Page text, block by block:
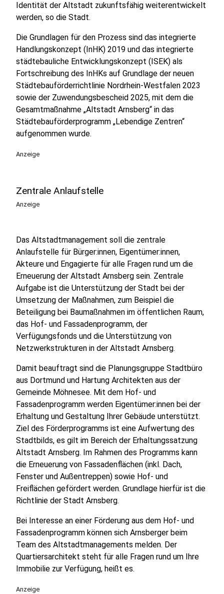
Identität der Altstadt zukunftsfähig weiterentwickelt
werden, so die Stadt.
Die Grundlagen für den Prozess sind das integrierte
Handlungskonzept (InHK) 2019 und das integrierte
städtebauliche Entwicklungskonzept (ISEK) als
Fortschreibung des InHKs auf Grundlage der neuen
Städtebauförderrichtlinie Nordrhein-Westfalen 2023
sowie der Zuwendungsbescheid 2025, mit dem die
Gesamtmaßnahme „Altstadt Arnsberg“ in das
Städtebauförderprogramm „Lebendige Zentren“
aufgenommen wurde.
Anzeige
Zentrale Anlaufstelle
Anzeige
Das Altstadtmanagement soll die zentrale
Anlaufstelle für Bürger:innen, Eigentümer:innen,
Akteure und Engagierte für alle Fragen rund um die
Erneuerung der Altstadt Arnsberg sein. Zentrale
Aufgabe ist die Unterstützung der Stadt bei der
Umsetzung der Maßnahmen, zum Beispiel die
Beteiligung bei Baumaßnahmen im öffentlichen Raum,
das Hof- und Fassadenprogramm, der
Verfügungsfonds und die Unterstützung von
Netzwerkstrukturen in der Altstadt Arnsberg.
Damit beauftragt sind die Planungsgruppe Stadtbüro
aus Dortmund und Hartung Architekten aus der
Gemeinde Möhnesee. Mit dem Hof- und
Fassadenprogramm werden Eigentümer:innen bei der
Erhaltung und Gestaltung Ihrer Gebäude unterstützt.
Ziel des Förderprogramms ist eine Aufwertung des
Stadtbilds, es gilt im Bereich der Erhaltungssatzung
Altstadt Arnsberg. Im Rahmen des Programms kann
die Erneuerung von Fassadenflächen (inkl. Dach,
Fenster und Außentreppen) sowie Hof- und
Freiflächen gefördert werden. Grundlage hierfür ist die
Richtlinie der Stadt Arnsberg.
Bei Interesse an einer Förderung aus dem Hof- und
Fassadenprogramm können sich Arnsberger beim
Team des Altstadtmanagements melden. Der
Quartiersarchitekt steht für alle Fragen rund um Ihre
Immobilie zur Verfügung, heißt es.
Anzeige